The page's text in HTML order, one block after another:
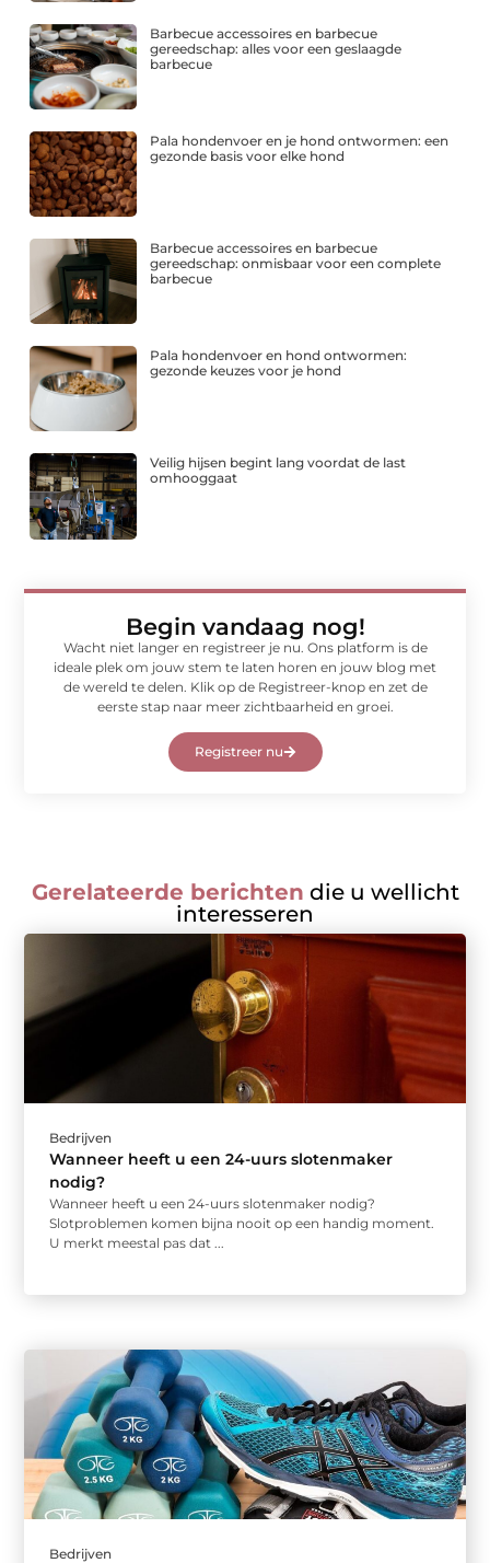
Barbecue accessoires en barbecue
gereedschap: alles voor een geslaagde
barbecue
Pala hondenvoer en je hond ontwormen: een
gezonde basis voor elke hond
Barbecue accessoires en barbecue
gereedschap: onmisbaar voor een complete
barbecue
Pala hondenvoer en hond ontwormen:
gezonde keuzes voor je hond
Veilig hijsen begint lang voordat de last
omhooggaat
Begin vandaag nog!
Wacht niet langer en registreer je nu. Ons platform is de
ideale plek om jouw stem te laten horen en jouw blog met
de wereld te delen. Klik op de Registreer-knop en zet de
eerste stap naar meer zichtbaarheid en groei.
Registreer nu
Gerelateerde berichten die u wellicht
interesseren
Bedrijven
Wanneer heeft u een 24-uurs slotenmaker
nodig?
Wanneer heeft u een 24-uurs slotenmaker nodig?
Slotproblemen komen bijna nooit op een handig moment.
U merkt meestal pas dat ...
Bedrijven